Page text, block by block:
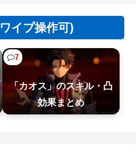
究極竜リメイクｗｗｗｗ
ント安いやつは400で基本
イプ操作可)
7
「カオス」のスキル・凸
効果まとめ